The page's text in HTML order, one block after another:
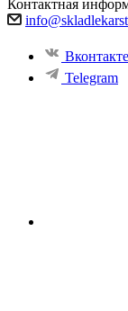
Контактная
Вконтакте
Telegram